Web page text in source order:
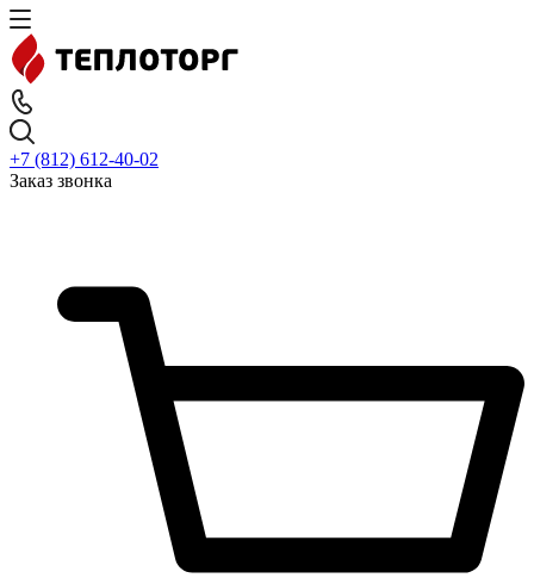
+7 (812) 612-40-02
Заказ звонка